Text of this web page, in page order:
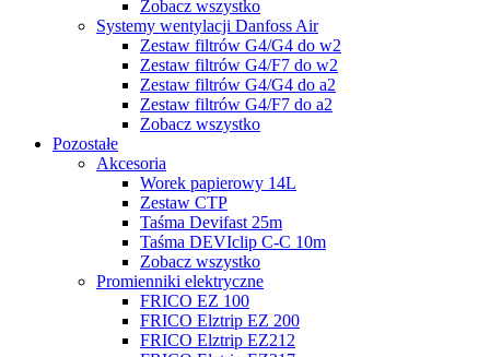
Zobacz wszystko
Systemy wentylacji Danfoss Air
Zestaw filtrów G4/G4 do w2
Zestaw filtrów G4/F7 do w2
Zestaw filtrów G4/G4 do a2
Zestaw filtrów G4/F7 do a2
Zobacz wszystko
Pozostałe
Akcesoria
Worek papierowy 14L
Zestaw CTP
Taśma Devifast 25m
Taśma DEVIclip C-C 10m
Zobacz wszystko
Promienniki elektryczne
FRICO EZ 100
FRICO Elztrip EZ 200
FRICO Elztrip EZ212